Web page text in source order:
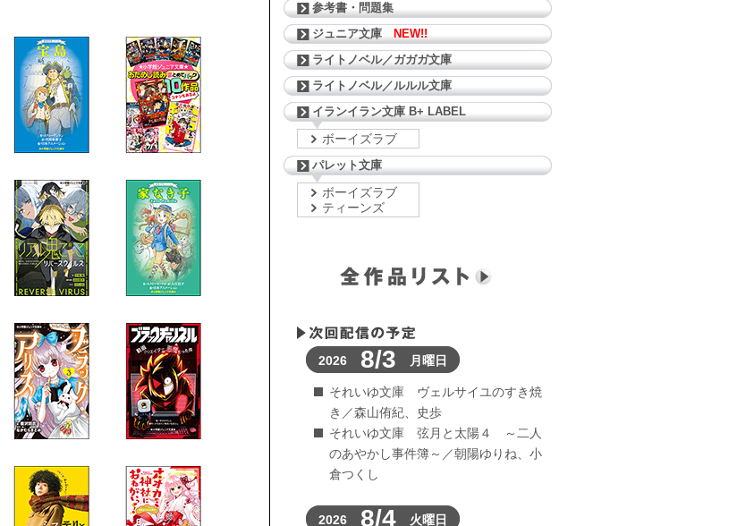
参考書・問題集
ジュニア文庫
NEW!!
ライトノベル／ガガガ文庫
ライトノベル／ルルル文庫
イランイラン文庫 B+ LABEL
ボーイズラブ
パレット文庫
ボーイズラブ
ティーンズ
2026 8/3 月曜日
それいゆ文庫 ヴェルサイユのすき焼
き／森山侑紀、史歩
それいゆ文庫 弦月と太陽４ ～二人
のあやかし事件簿～／朝陽ゆりね、小
倉つくし
2026 8/4 火曜日